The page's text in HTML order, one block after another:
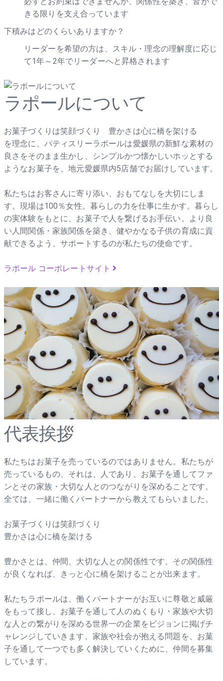
きる限りを支え合っています
下積みはどのくらいありますか？
リーダーを希望の方は、スキル・理念の理解度に応じ
て1年～2年でリーダーへと昇格されます
ラポールについて
お菓子づくりは笑顔づくり 豊かさは心に橋を架ける
を理念に、パティスリーラポールは愛媛県の新鮮な素材の
良さをそのまま生かし、シンプルかつ懐かしいホッとする
ようなお菓子を、地元愛媛県内5店舗でお届けしています。
私たちはお客さんに寄り添い、おもてなしを大切にしま
す。現場は100％女性。暮らしの力を仕事に生かす。暮らし
の実体験をもとに、お菓子で人を繋げるお手伝い。より良
い人間関係・家族関係を築き、健やかなる子供の育成に貢
献できるよう、サポートするのが私たちの使命です。
ラポール コーポレートサイト
代表挨拶
私たちはお菓子を売っているのではありません。私たちが
売っているもの、それは、人であり、お菓子を通してファ
ンとその家族・大切な人とのつながりを深めることです。
全ては、一緒に働くパートナーから教えてもらいました。
お菓子づくりは笑顔づくり
豊かさは心に橋を架ける
豊かさとは、仲間、大切な人との関係性です。その関係性
が良くなれば、きっと心に橋を架けることが出来ます。
私たちラポールは、働くパートナーがお互いに尊敬と威厳
をもって接し、お菓子を通して人のぬくもり・家族や大切
な人との繋がりを深める世界一の企業をビジョンに掲げチ
ャレンジしていきます。家族や社会が抱える問題を、お菓
子を通して一つでも多く解決していくために、仲間を募集
しています。